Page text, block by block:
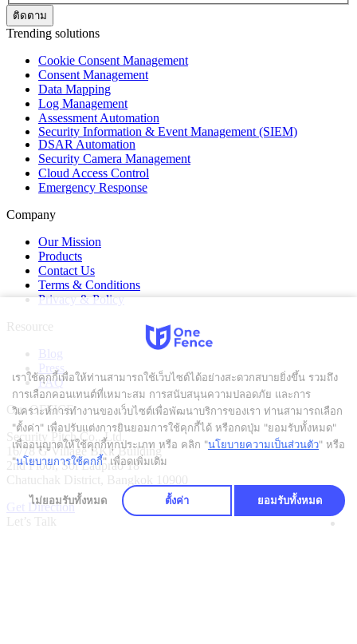
Trending solutions
Cookie Consent Management
Consent Management
Data Mapping
Log Management
Assessment Automation
Security Information & Event Management (SIEM)
DSAR Automation
Security Camera Management
Cloud Access Control
Emergency Response
Company
Our Mission
Products
Contact Us
Terms & Conditions
Privacy & Policy
Resource
Blog
Press
FAQ
Our OFFICE
Security Pitch Co., Ltd.
16/78 G Village BKk Building
2nd Floor, Soi Ladprao 18
Chatuchak District, Bangkok 10900
Get Direction
Let’s Talk
เราใช้คุกกี้เพื่อให้ท่านสามารถใช้เว็บไซต์ได้อย่างสะดวกสบายยิ่งขึ้น รวมถึง
การเลือกคอนเทนต์ที่เหมาะสม การสนับสนุนความปลอดภัย และการ
วิเคราะห์การทำงานของเว็บไซต์เพื่อพัฒนาบริการของเรา ท่านสามารถเลือก
"ตั้งค่า" เพื่อปรับแต่งการยินยอมการใช้คุกกี้ได้ หรือกดปุ่ม "ยอมรับทั้งหมด"
เพื่ออนุญาตให้ใช้คุกกี้ทุกประเภท หรือ คลิก "นโยบายความเป็นส่วนตัว" หรือ
"นโยบายการใช้คุกกี้" เพื่อดูเพิ่มเติม
ไม่ยอมรับทั้งหมด ตั้งค่า ยอมรับทั้งหมด